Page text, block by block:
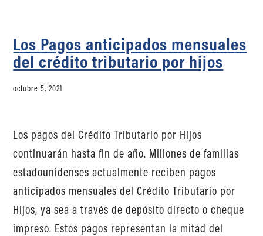
Los Pagos anticipados mensuales
del crédito tributario por hijos
octubre 5, 2021
Los pagos del Crédito Tributario por Hijos
continuarán hasta fin de año. Millones de familias
estadounidenses actualmente reciben pagos
anticipados mensuales del Crédito Tributario por
Hijos, ya sea a través de depósito directo o cheque
impreso. Estos pagos representan la mitad del